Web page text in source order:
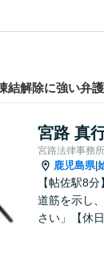
結解除に強い弁
宮路 真
宮路法律事務所
鹿児島県|
【帖佐駅8
道筋を示し
さい」【休